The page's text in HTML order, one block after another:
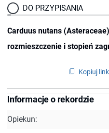
DO PRZYPISANIA
Carduus nutans
rozmieszczenie i stopień
Kopiuj
Informacje o rekordzie
Opiekun: